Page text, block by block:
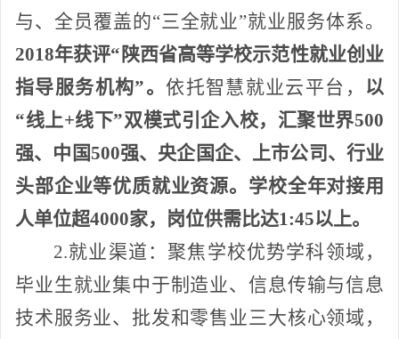
与、全员覆盖的“三全就业”就业服务体系。
2018年获评“陕西省高等学校示范性就业创业
指导服务机构”。 依托智慧就业云平台， 以
“线上+线下”双模式引企入校，汇聚世界500
强、中国500强、央企国企、上市公司、行业
头部企业等优质就业资源。学校全年对接用
人单位超4000家，岗位供需比达1:45以上。
2.就业渠道： 聚焦学校优势学科领域，
毕业生就业集中于制造业、信息传输与信息
技术服务业、批发和零售业三大核心领域，